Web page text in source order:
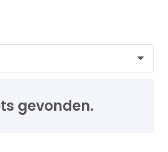
gevonden.